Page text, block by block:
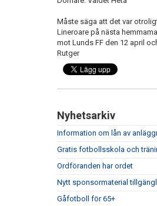
Måste säga att det var
Lineroare på nästa
mot Lunds FF den 12 april
Rutger
Nyhetsarkiv
Information om lån av
Gratis fotbollsskola och
Ordföranden har ordet
Nytt sponsormaterial
Gåfotboll för 65+